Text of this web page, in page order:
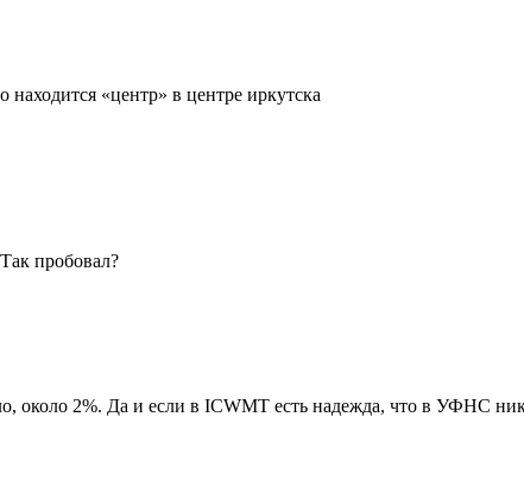
«центр» в центре иркутска
пробовал?
около 2%. Да и если в ICWMT есть надежда, что в УФНС